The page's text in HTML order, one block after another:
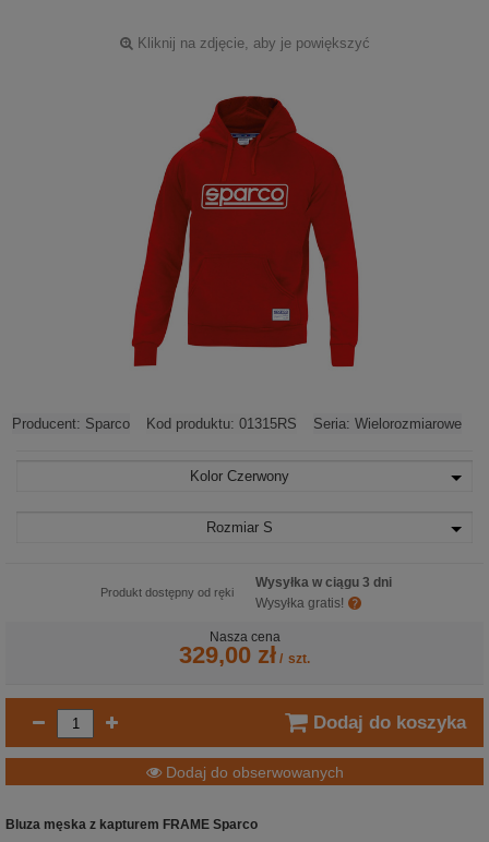
Kliknij na zdjęcie, aby je powiększyć
Producent: Sparco Kod produktu: 01315RS Seria: Wielorozmiarowe
Kolor Czerwony
Rozmiar S
Produkt dostępny od ręki
Wysyłka w ciągu 3 dni
Wysyłka gratis!
Nasza cena
329,00 zł / szt.
Dodaj do koszyka
Dodaj do obserwowanych
Bluza męska z kapturem FRAME Sparco